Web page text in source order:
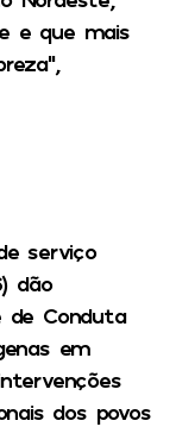
e que mais
serviço
dão
de Conduta
em
dos povos